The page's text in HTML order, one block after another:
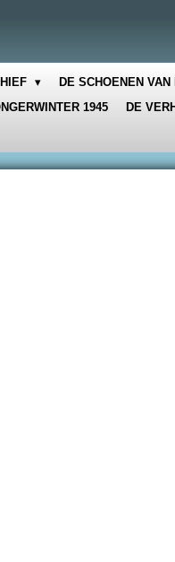
DE SCHOENEN VAN
1945
DE